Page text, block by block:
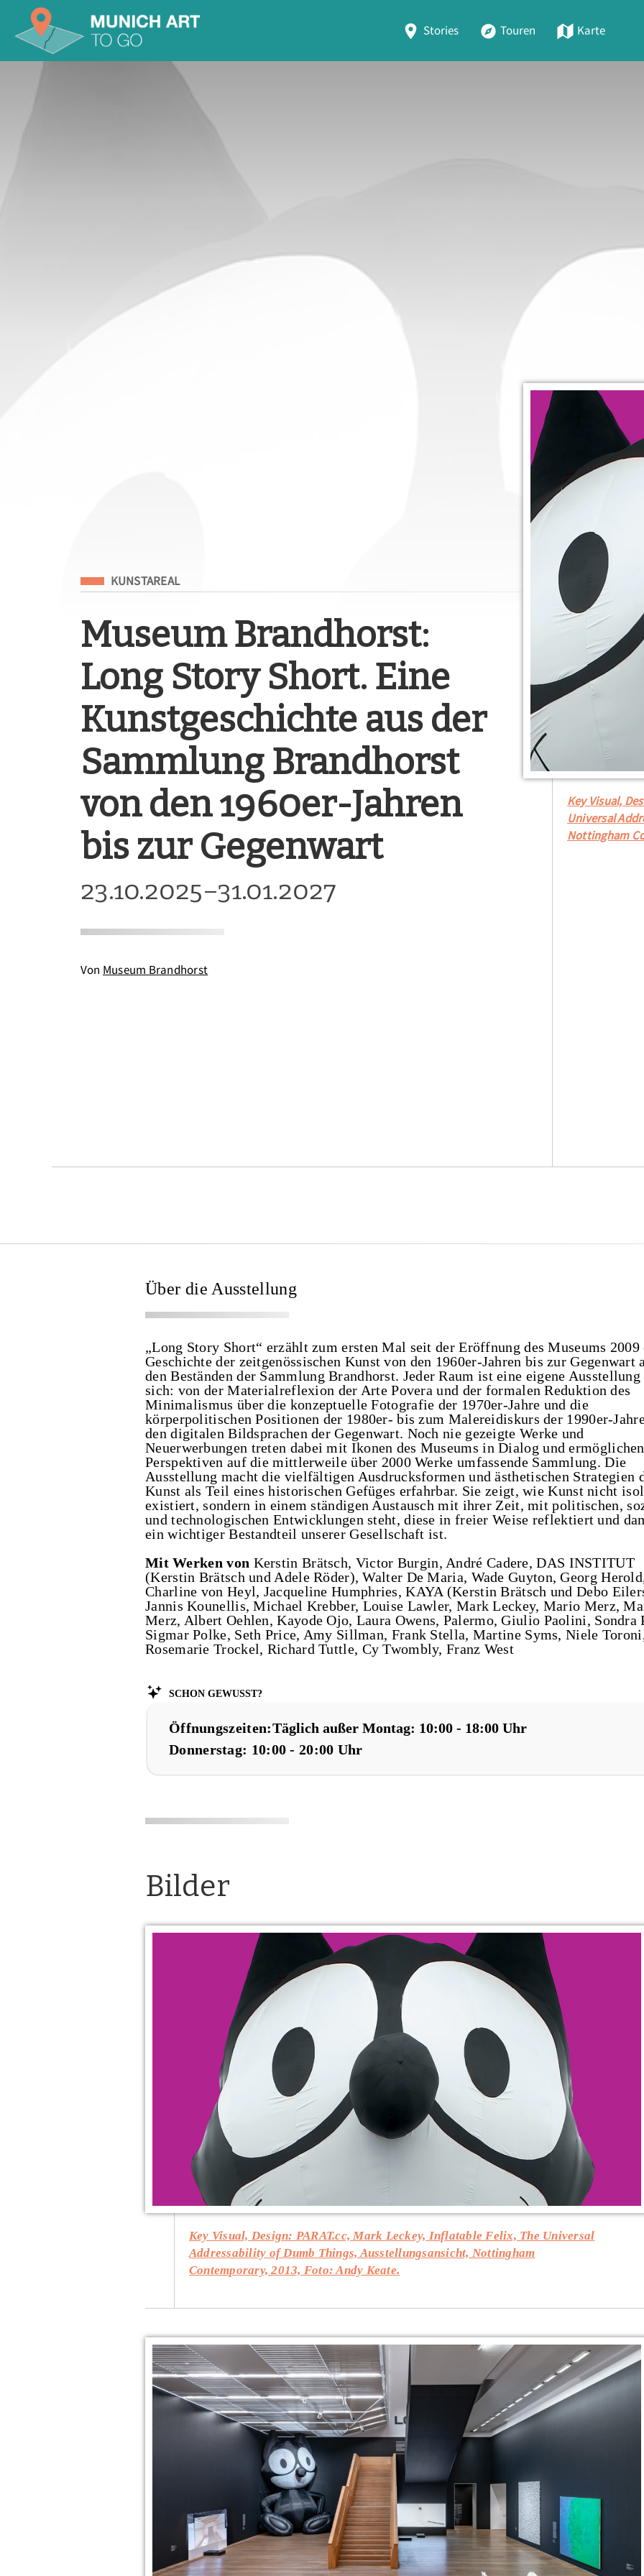
Stories Touren Karte
Eingeordnet unter
KUNSTAREAL
Museum Brandhorst:
Long Story Short. Eine
Kunstgeschichte aus der
Sammlung Brandhorst
von den 1960er-Jahren
bis zur Gegenwart
23.10.2025–31.01.2027
Von Museum Brandhorst
Key Visual,
Universal
Nottingham
Über die Ausstellung
„Long Story Short“ erzählt zum ersten Mal seit der Eröffnung des Museums 2009
Geschichte der zeitgenössischen Kunst von den 1960er-Jahren bis zur Gegenwart
den Beständen der Sammlung Brandhorst. Jeder Raum ist eine eigene
sich: von der Materialreflexion der Arte Povera und der formalen Reduktion des
Minimalismus über die konzeptuelle Fotografie der 1970er-Jahre und die
körperpolitischen Positionen der 1980er- bis zum Malereidiskurs der 1990er-
den digitalen Bildsprachen der Gegenwart. Noch nie gezeigte Werke und
Neuerwerbungen treten dabei mit Ikonen des Museums in Dialog und
Perspektiven auf die mittlerweile über 2000 Werke umfassende Sammlung. Die
Ausstellung macht die vielfältigen Ausdrucksformen und ästhetischen Strategien
Kunst als Teil eines historischen Gefüges erfahrbar. Sie zeigt, wie Kunst nicht
existiert, sondern in einem ständigen Austausch mit ihrer Zeit, mit politischen,
und technologischen Entwicklungen steht, diese in freier Weise reflektiert und
ein wichtiger Bestandteil unserer Gesellschaft ist.
Mit Werken von Kerstin Brätsch, Victor Burgin, André Cadere, DAS INSTITUT
(Kerstin Brätsch und Adele Röder), Walter De Maria, Wade Guyton, Georg
Charline von Heyl, Jacqueline Humphries, KAYA (Kerstin Brätsch und Debo
Jannis Kounellis, Michael Krebber, Louise Lawler, Mark Leckey, Mario Merz,
Merz, Albert Oehlen, Kayode Ojo, Laura Owens, Palermo, Giulio Paolini, Sondra
Sigmar Polke, Seth Price, Amy Sillman, Frank Stella, Martine Syms, Niele
Rosemarie Trockel, Richard Tuttle, Cy Twombly, Franz West
Schon gewusst?
Öffnungszeiten:Täglich außer Montag: 10:00 - 18:00 Uhr
Donnerstag: 10:00 - 20:00 Uhr
Bilder
Key Visual, Design: PARAT.cc, Mark Leckey, Inflatable Felix, The Universal
Addressability of Dumb Things, Ausstellungsansicht, Nottingham
Contemporary, 2013, Foto: Andy Keate.